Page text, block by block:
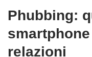
Phubbing:
relazioni